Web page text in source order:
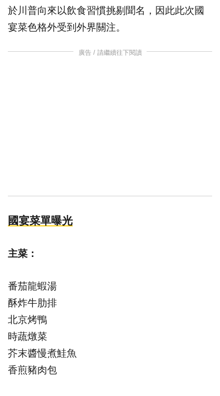
於川普向來以飲食習慣挑剔聞名，因此此次國
宴菜色格外受到外界關注。
廣告 / 請繼續往下閱讀
國宴菜單曝光
主菜：
番茄龍蝦湯
酥炸牛肋排
北京烤鴨
時蔬燉菜
芥末醬慢煮鮭魚
香煎豬肉包